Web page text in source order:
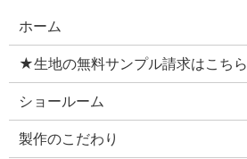
ホーム
★生地の無料サンプル請求はこちら
ショールーム
製作のこだわり